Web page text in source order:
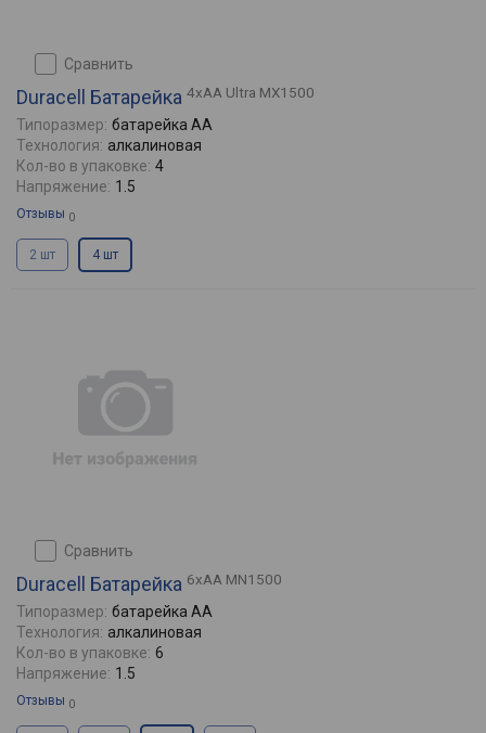
сравнить
Duracell Батарейка 4xAA Ultra MX1500
Типоразмер: батарейка AA
Технология: алкалиновая
Кол-во в упаковке: 4
Напряжение: 1.5
Отзывы 0
2 шт 4 шт
сравнить
Duracell Батарейка 6xAA MN1500
Типоразмер: батарейка AA
Технология: алкалиновая
Кол-во в упаковке: 6
Напряжение: 1.5
Отзывы 0